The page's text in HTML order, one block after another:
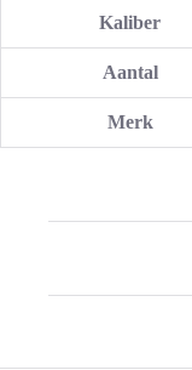
Kaliber
Aantal
Merk